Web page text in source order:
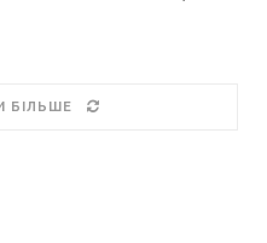
БІЛЬШЕ